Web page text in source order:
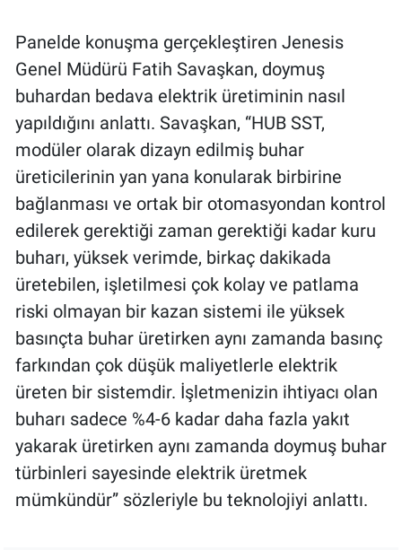
Panelde konuşma gerçekleştiren Jenesis
Genel Müdürü Fatih Savaşkan, doymuş
buhardan bedava elektrik üretiminin nasıl
yapıldığını anlattı. Savaşkan, “HUB SST,
modüler olarak dizayn edilmiş buhar
üreticilerinin yan yana konularak birbirine
bağlanması ve ortak bir otomasyondan kontrol
edilerek gerektiği zaman gerektiği kadar kuru
buharı, yüksek verimde, birkaç dakikada
üretebilen, işletilmesi çok kolay ve patlama
riski olmayan bir kazan sistemi ile yüksek
basınçta buhar üretirken aynı zamanda basınç
farkından çok düşük maliyetlerle elektrik
üreten bir sistemdir. İşletmenizin ihtiyacı olan
buharı sadece %4-6 kadar daha fazla yakıt
yakarak üretirken aynı zamanda doymuş buhar
türbinleri sayesinde elektrik üretmek
mümkündür” sözleriyle bu teknolojiyi anlattı.